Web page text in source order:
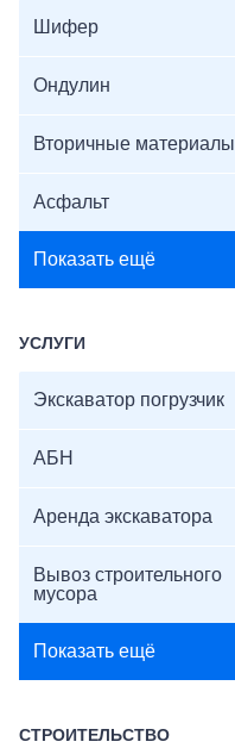
Шифер
Ондулин
Вторичные материалы
Асфальт
Показать ещё
УСЛУГИ
Экскаватор погрузчик
АБН
Аренда экскаватора
Вывоз строительного
мусора
Показать ещё
СТРОИТЕЛЬСТВО